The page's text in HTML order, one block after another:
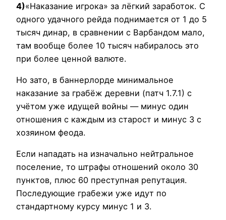
4)«Наказание игрока» за лёгкий заработок. С
одного удачного рейда поднимается от 1 до 5
тысяч динар, в сравнении с Варбандом мало,
там вообще более 10 тысяч набиралось это
при более ценной валюте.
Но зато, в баннерлорде минимальное
наказание за грабёж деревни (патч 1.7.1) с
учётом уже идущей войны — минус один
отношения с каждым из старост и минус 3 с
хозяином феода.
Если нападать на изначально нейтральное
поселение, то штрафы отношений около 30
пунктов, плюс 60 преступная репутация.
Последующие грабежи уже идут по
стандартному курсу минус 1 и 3.